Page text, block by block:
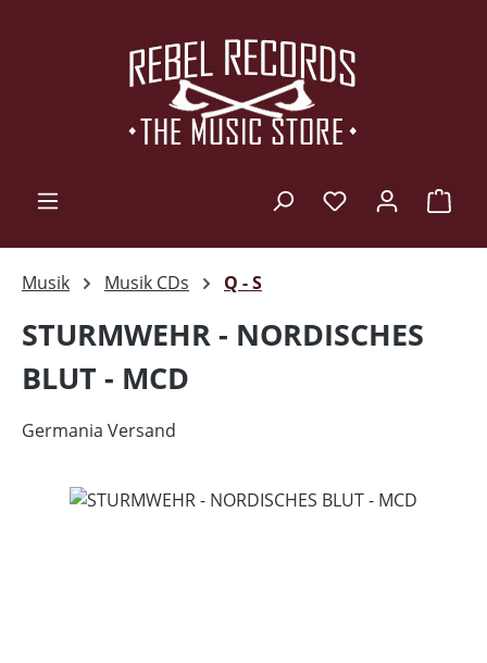
Musik Musik CDs Q - S
STURMWEHR - NORDISCHES
BLUT - MCD
Germania Versand